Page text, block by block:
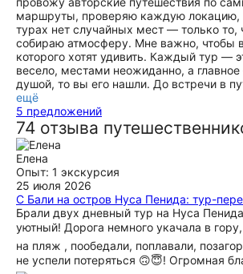
маршруты, проверяю каждую локацию,
турах нет случайных мест — только
собираю атмосферу. Мне важно, чтобы
которого хотят удивить. Каждый тур —
весело, местами неожиданно, а
душой, то вы его нашли. До встречи в
ещё
5 предложений
74 отзыва
Елена
Опыт: 1 экскурсия
25 июля 2026
С Бали на остров Нуса Пенида: тур-
Брали двух дневный тур на Нуса
уютный! Дорога немного укачала в
на пляж , пообедали, поплавали,
не успели потеряться 🙃😇! Огромная